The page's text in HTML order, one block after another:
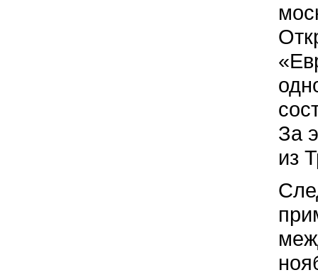
За
из